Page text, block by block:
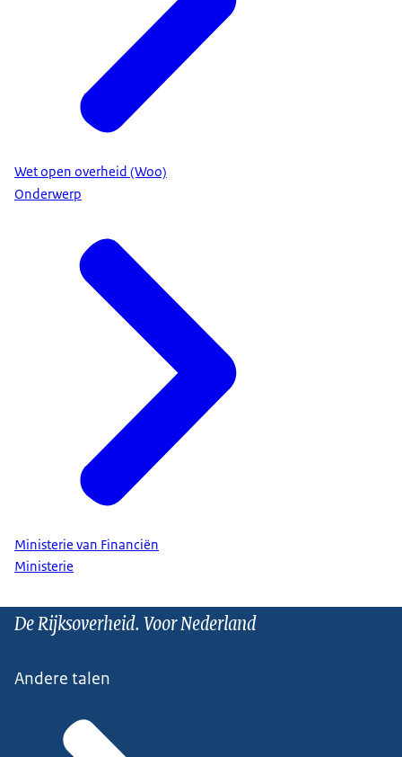
Wet open overheid (Woo)
Onderwerp
Ministerie van Financiën
Ministerie
De Rijksoverheid. Voor Nederland
Andere talen